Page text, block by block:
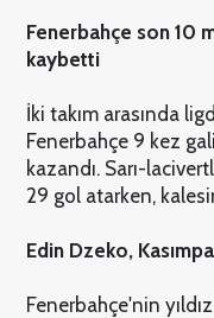
Fenerbahçe son 10
kaybetti
İki takım arasında
Fenerbahçe 9 kez
kazandı. Sarı-
29 gol atarken,
Edin Dzeko,
Fenerbahçe'nin